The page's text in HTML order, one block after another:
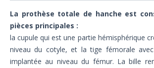
La prothèse totale de hanche est
pièces principales :
la cupule qui est une partie hémisphérique
niveau du cotyle, et la tige fémorale
implantée au niveau du fémur. La bille